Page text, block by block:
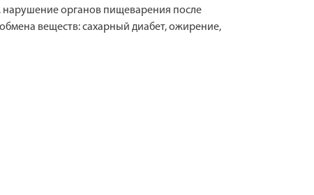
органов пищеварения после
веществ: сахарный диабет, ожирение,